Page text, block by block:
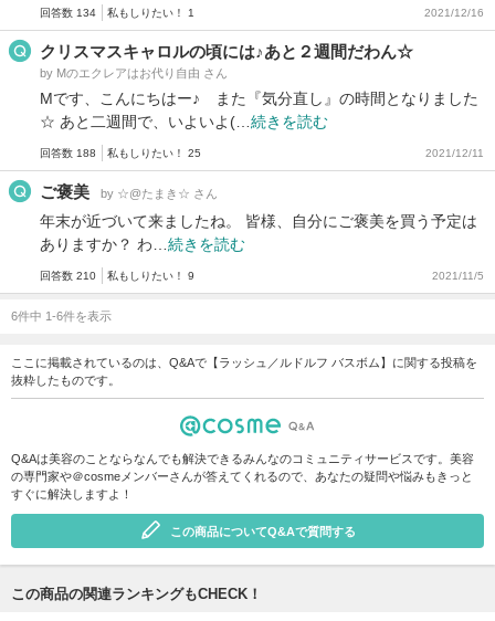
回答数 134 私もしりたい！ 1 2021/12/16
クリスマスキャロルの頃には♪あと２週間だわん☆
by Mのエクレアはお代り自由 さん
Mです、こんにちはー♪ また『気分直し』の時間となりました
☆ あと二週間で、いよいよ(… 続きを読む
回答数 188 私もしりたい！ 25 2021/12/11
ご褒美 by ☆@たまき☆ さん
年末が近づいて来ましたね。 皆様、自分にご褒美を買う予定は
ありますか？ わ… 続きを読む
回答数 210 私もしりたい！ 9 2021/11/5
6件中 1-6件を表示
ここに掲載されているのは、Q&Aで【ラッシュ／ルドルフ バスボム】に関する投稿を
抜粋したものです。
Q&Aは美容のことならなんでも解決できるみんなのコミュニティサービスです。美容
の専門家や＠cosmeメンバーさんが答えてくれるので、あなたの疑問や悩みもきっと
すぐに解決しますよ！
この商品についてQ&Aで質問する
この商品の関連ランキングもCHECK！